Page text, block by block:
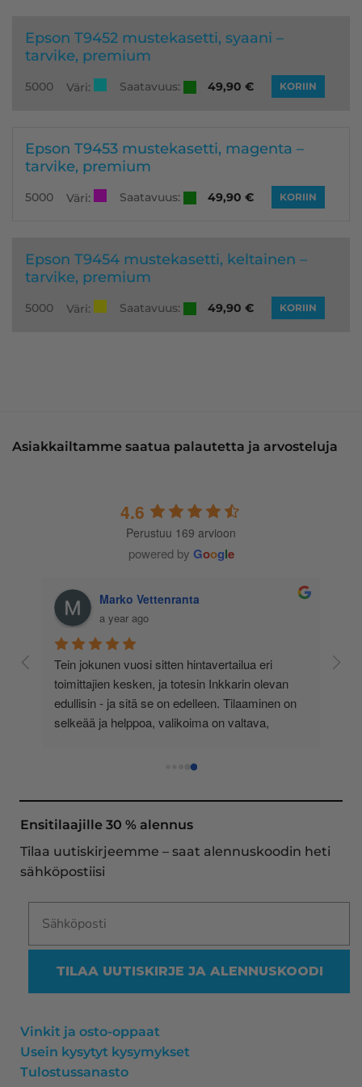
Epson T9452 mustekasetti, syaani –
tarvike, premium
5000 Väri: Saatavuus: 49,90 € KORIIN
Epson T9453 mustekasetti, magenta –
tarvike, premium
5000 Väri: Saatavuus: 49,90 € KORIIN
Epson T9454 mustekasetti, keltainen –
tarvike, premium
5000 Väri: Saatavuus: 49,90 € KORIIN
Asiakkailtamme saatua palautetta ja arvosteluja
4.6
Perustuu 169 arvioon
powered by Google
Marko Vettenranta
a year ago
Tein jokunen vuosi sitten hintavertailua eri
toimittajien kesken, ja totesin Inkkarin olevan
edullisin - ja sitä se on edelleen. Tilaaminen on
selkeää ja helppoa, valikoima on valtava,
asiakaspalvelu todella ripeää (s-postin kautta) ja
oli noudettavissa postin lokerosta tänään!! En
näe mitään syytä vaihtaa toimittajaa. Kaikki on
ollut mitään moitittavaa! Lämmin suositus!
Ensitilaajille 30 % alennus
Tilaa uutiskirjeemme – saat alennuskoodin heti
sähköpostiisi
TILAA UUTISKIRJE JA ALENNUSKOODI
Vinkit ja osto-oppaat
Usein kysytyt kysymykset
Tulostussanasto